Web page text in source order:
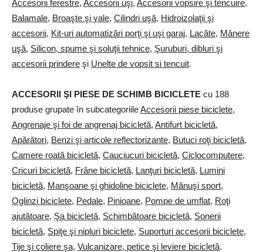
Accesorii ferestre, Accesorii uşi, Accesorii vopsire şi tencuire,
Balamale, Broaşte şi yale, Cilindri uşă, Hidroizolaţii şi
accesorii, Kit-uri automatizări porţi şi uşi garaj, Lacăte, Mânere
uşă, Silicon, spume şi soluţii tehnice, Şuruburi, dibluri şi
accesorii prindere şi Unelte de vopsit si tencuit.
ACCESORII ŞI PIESE DE SCHIMB BICICLETE cu 188
produse grupate în subcategoriileAccesorii piese biciclete,
Angrenaje şi foi de angrenaj bicicletă, Antifurt bicicletă,
Apărători, Benzi şi articole reflectorizante, Butuci roţi bicicletă,
Camere roată bicicletă, Cauciucuri bicicletă, Ciclocomputere,
Cricuri bicicletă, Frâne bicicletă, Lanţuri bicicletă, Lumini
bicicletă, Manşoane şi ghidoline biciclete, Mănuşi sport,
Oglinzi biciclete, Pedale, Pinioane, Pompe de umflat, Roţi
ajutătoare, Şa bicicletă, Schimbătoare bicicletă, Sonerii
bicicletă, Spiţe şi nipluri biciclete, Suporturi accesorii biciclete,
Tije şi coliere şa, Vulcanizare, petice şi leviere bicicletă.